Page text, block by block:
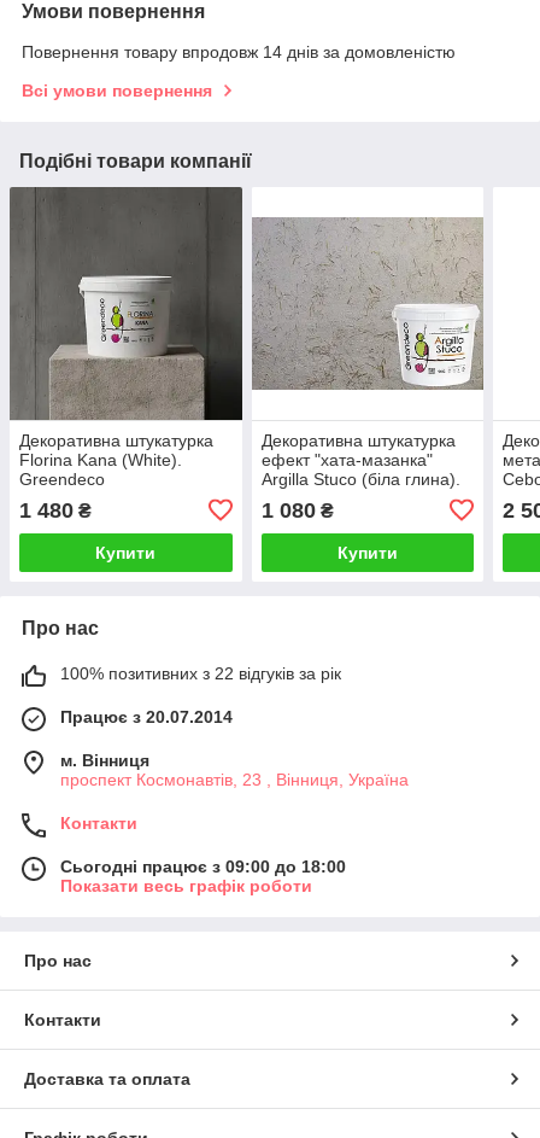
Умови повернення
Повернення товару впродовж 14 днів за домовленістю
Всі умови повернення
Подібні товари компанії
Декоративна штукатурка
Florina Kana (White).
Greendeco
1 480 ₴
Купити
Декоративна штукатурка
ефект "хата-мазанка"
Argilla Stuco (біла глина).
1 080₴
Купити
2
Про нас
100% позитивних з 22 відгуків за рік
Працює з 20.07.2014
м. Вінниця
проспект Космонавтів, 23 , Вінниця, Україна
Контакти
Сьогодні працює з 09:00 до 18:00
Показати весь графік роботи
Про нас
Контакти
Доставка та оплата